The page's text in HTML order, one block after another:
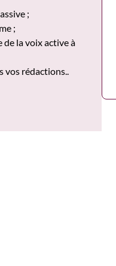
;
;
la voix active à
vos rédactions..